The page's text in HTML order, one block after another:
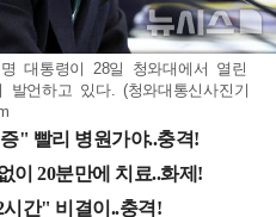
대통령이 28일 청와대에서 열린
발언하고 있다. (청와대통신사진기